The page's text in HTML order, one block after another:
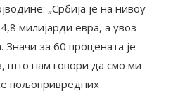
„Србија је на нивоу
милијарди евра, а увоз
Значи за 60 процената је
што нам говори да смо ми
пољопривредних